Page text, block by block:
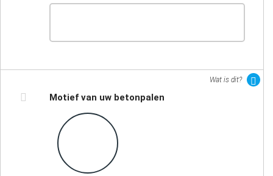
Wat is dit?
Motief van uw betonpalen